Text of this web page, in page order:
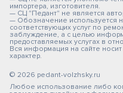
импортера, изготовителя.
— СЦ "Педант" не является
— Обозначение используется
соответствующих услуг по
заблуждение, а с целью
предоставляемых услугах в
Вся информация на сайте
характер.
© 2026 pedant-volzhsky.ru
Любое использование либо